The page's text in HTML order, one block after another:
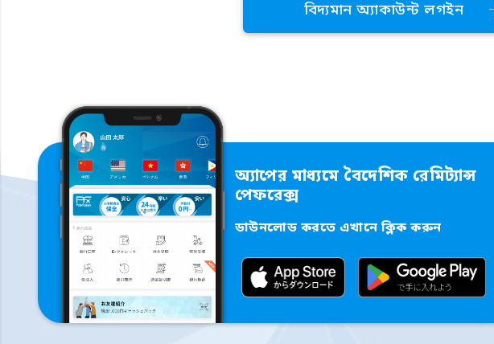
বিদ্যমান অ্যাকাউন্ট লগইন
অ্যাপের মাধ্যমে বৈদেশিক রেমিট্যান্স
পেফরেক্স
ডাউনলোড করতে এখানে ক্লিক করুন